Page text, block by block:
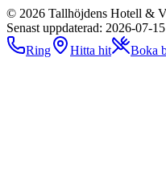
© 2026 Tallhöjdens Hotell &
Senast uppdaterad: 2026-07-15
Ring
Hitta hit Boka